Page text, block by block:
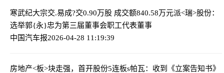
寒武纪大宗交.易成?交0.90万股 成交额840.58万元派<瑞>股份：
选举郭{永}忠为第三届董事会职工代表董事
中国汽车报2026-04-28 11:19:39
房地产<板>块走强，首开股份5连板s帕瓦：收到《立案告知书》